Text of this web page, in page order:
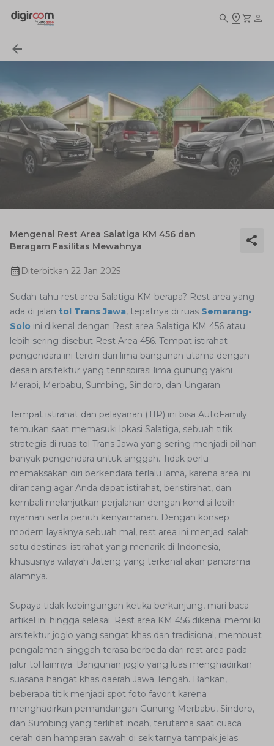
Mengenal Rest Area Salatiga KM 456 dan
Beragam Fasilitas Mewahnya
Diterbitkan 22 Jan 2025
Sudah tahu rest area Salatiga KM berapa? Rest area yang
ada di jalan tol Trans Jawa, tepatnya di ruas Semarang-
Solo ini dikenal dengan Rest area Salatiga KM 456 atau
lebih sering disebut Rest Area 456. Tempat istirahat
pengendara ini terdiri dari lima bangunan utama dengan
desain arsitektur yang terinspirasi lima gunung yakni
Merapi, Merbabu, Sumbing, Sindoro, dan Ungaran.
Tempat istirahat dan pelayanan (TIP) ini bisa AutoFamily
temukan saat memasuki lokasi Salatiga, sebuah titik
strategis di ruas tol Trans Jawa yang sering menjadi pilihan
banyak pengendara untuk singgah. Tidak perlu
memaksakan diri berkendara terlalu lama, karena area ini
dirancang agar Anda dapat istirahat, beristirahat, dan
kembali melanjutkan perjalanan dengan kondisi lebih
nyaman serta penuh kenyamanan. Dengan konsep
modern layaknya sebuah mal, rest area ini menjadi salah
satu destinasi istirahat yang menarik di Indonesia,
khususnya wilayah Jateng yang terkenal akan panorama
alamnya.
Supaya tidak kebingungan ketika berkunjung, mari baca
artikel ini hingga selesai. Rest area KM 456 dikenal memiliki
arsitektur joglo yang sangat khas dan tradisional, membuat
pengalaman singgah terasa berbeda dari rest area pada
jalur tol lainnya. Bangunan joglo yang luas menghadirkan
suasana hangat khas daerah Jawa Tengah. Bahkan,
beberapa titik menjadi spot foto favorit karena
menghadirkan pemandangan Gunung Merbabu, Sindoro,
dan Sumbing yang terlihat indah, terutama saat cuaca
cerah dan hamparan sawah di sekitarnya tampak jelas.